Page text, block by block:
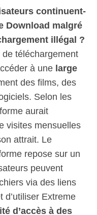
continuent-
Download malgré
illégal ?
téléchargement
à une large
des films, des
Selon les
aurait
visites mensuelles
attrait. Le
repose sur un
peuvent
via des liens
d’utiliser Extreme
d’accès à des